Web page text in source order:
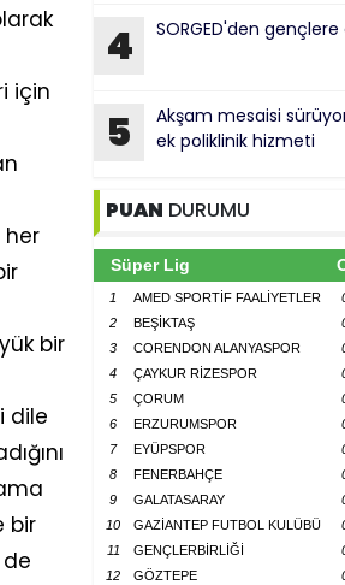
için
her
bir
dile
bir
4 SORGED'den
5
Akşam mesaisi
ek poliklinik hizmeti
PUAN DURUMU
Süper Lig
1 AMED SPORTİF FAALİYETLER
2
BEŞİKTAŞ
3
CORENDON ALANYASPOR
4
ÇAYKUR RİZESPOR
5
ÇORUM
6
ERZURUMSPOR
7
EYÜPSPOR
8
FENERBAHÇE
9
GALATASARAY
10
GAZİANTEP FUTBOL KULÜBÜ
11
GENÇLERBİRLİĞİ
12
GÖZTEPE